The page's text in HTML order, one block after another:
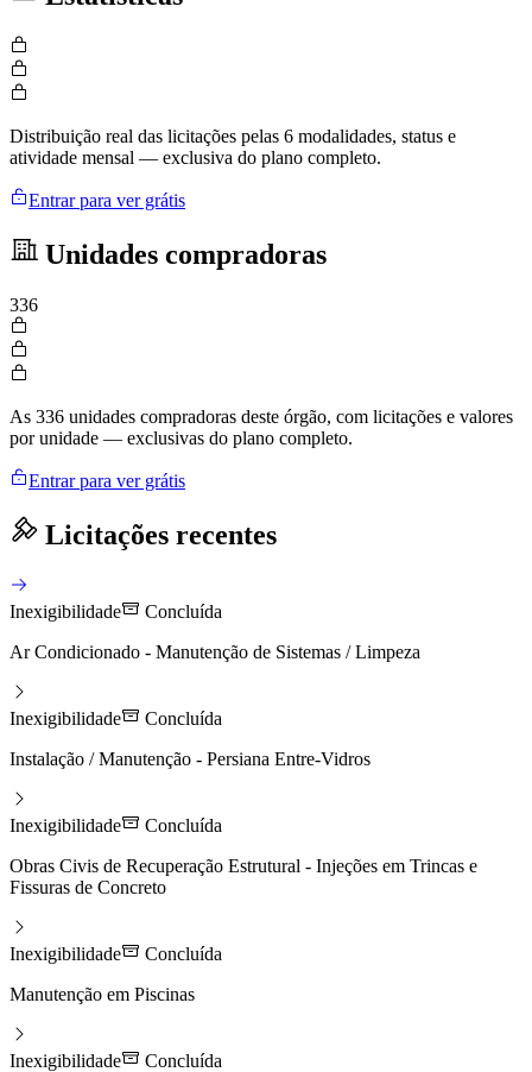
Distribuição real das licitações pelas 6 modalidades, status e
atividade mensal — exclusiva do plano completo.
Entrar para ver grátis
Unidades compradoras
336
As 336 unidades compradoras deste órgão, com licitações e valores
por unidade — exclusivas do plano completo.
Entrar para ver grátis
Licitações recentes
Inexigibilidade
Concluída
Ar Condicionado - Manutenção de Sistemas / Limpeza
Inexigibilidade
Concluída
Instalação / Manutenção - Persiana Entre-Vidros
Inexigibilidade
Concluída
Obras Civis de Recuperação Estrutural - Injeções em Trincas e
Fissuras de Concreto
Inexigibilidade
Concluída
Manutenção em Piscinas
Inexigibilidade
Concluída